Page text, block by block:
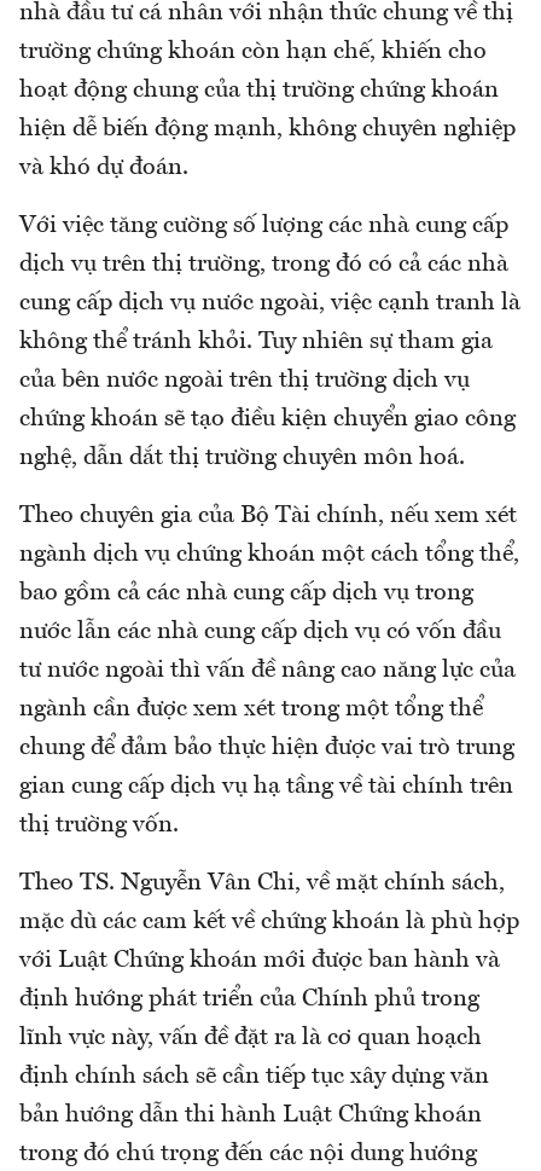
nhà đầu tư cá nhân với nhận thức chung về thị
trường chứng khoán còn hạn chế, khiến cho
hoạt động chung của thị trường chứng khoán
hiện dễ biến động mạnh, không chuyên nghiệp
và khó dự đoán.
Với việc tăng cường số lượng các nhà cung cấp
dịch vụ trên thị trường, trong đó có cả các nhà
cung cấp dịch vụ nước ngoài, việc cạnh tranh là
không thể tránh khỏi. Tuy nhiên sự tham gia
của bên nước ngoài trên thị trường dịch vụ
chứng khoán sẽ tạo điều kiện chuyển giao công
nghệ, dẫn dắt thị trường chuyên môn hoá.
Theo chuyên gia của Bộ Tài chính, nếu xem xét
ngành dịch vụ chứng khoán một cách tổng thể,
bao gồm cả các nhà cung cấp dịch vụ trong
nước lẫn các nhà cung cấp dịch vụ có vốn đầu
tư nước ngoài thì vấn đề nâng cao năng lực của
ngành cần được xem xét trong một tổng thể
chung để đảm bảo thực hiện được vai trò trung
gian cung cấp dịch vụ hạ tầng về tài chính trên
thị trường vốn.
Theo TS. Nguyễn Vân Chi, về mặt chính sách,
mặc dù các cam kết về chứng khoán là phù hợp
với Luật Chứng khoán mới được ban hành và
định hướng phát triển của Chính phủ trong
lĩnh vực này, vấn đề đặt ra là cơ quan hoạch
định chính sách sẽ cần tiếp tục xây dựng văn
bản hướng dẫn thi hành Luật Chứng khoán
trong đó chú trọng đến các nội dung hướng